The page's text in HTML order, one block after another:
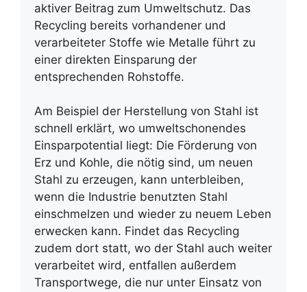
aktiver Beitrag zum Umweltschutz. Das
Recycling bereits vorhandener und
verarbeiteter Stoffe wie Metalle führt zu
einer direkten Einsparung der
entsprechenden Rohstoffe.
Am Beispiel der Herstellung von Stahl ist
schnell erklärt, wo umweltschonendes
Einsparpotential liegt: Die Förderung von
Erz und Kohle, die nötig sind, um neuen
Stahl zu erzeugen, kann unterbleiben,
wenn die Industrie benutzten Stahl
einschmelzen und wieder zu neuem Leben
erwecken kann. Findet das Recycling
zudem dort statt, wo der Stahl auch weiter
verarbeitet wird, entfallen außerdem
Transportwege, die nur unter Einsatz von